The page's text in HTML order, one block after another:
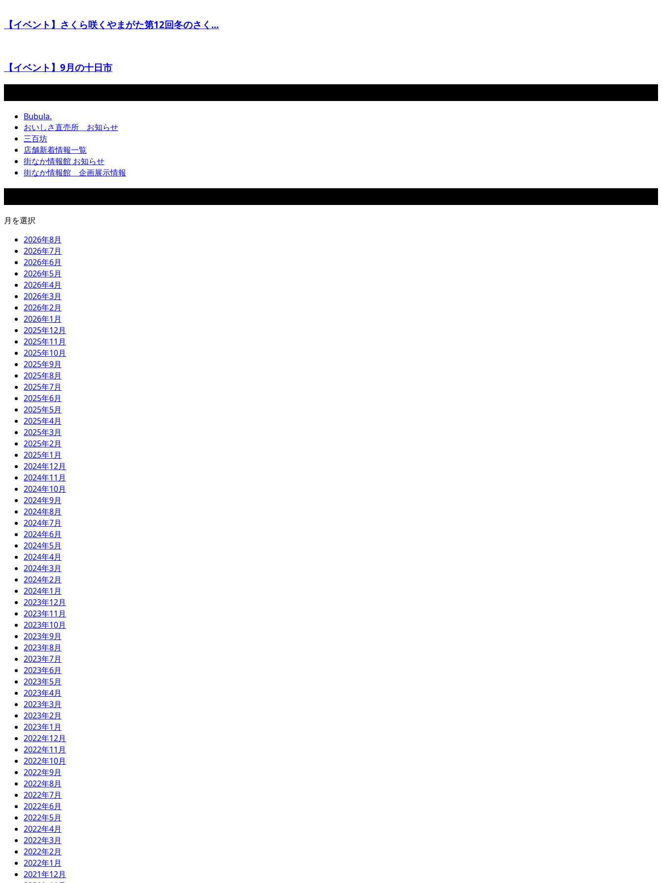
【イベント】さくら咲くやまがた第12回冬のさく...
【イベント】9月の十日市
Bubula.
おいしさ直売所 お知らせ
三百坊
店舗新着情報一覧
街なか情報館 お知らせ
街なか情報館 企画展示情報
月を選択
2026年8月
2026年7月
2026年6月
2026年5月
2026年4月
2026年3月
2026年2月
2026年1月
2025年12月
2025年11月
2025年10月
2025年9月
2025年8月
2025年7月
2025年6月
2025年5月
2025年4月
2025年3月
2025年2月
2025年1月
2024年12月
2024年11月
2024年10月
2024年9月
2024年8月
2024年7月
2024年6月
2024年5月
2024年4月
2024年3月
2024年2月
2024年1月
2023年12月
2023年11月
2023年10月
2023年9月
2023年8月
2023年7月
2023年6月
2023年5月
2023年4月
2023年3月
2023年2月
2023年1月
2022年12月
2022年11月
2022年10月
2022年9月
2022年8月
2022年7月
2022年6月
2022年5月
2022年4月
2022年3月
2022年2月
2022年1月
2021年12月